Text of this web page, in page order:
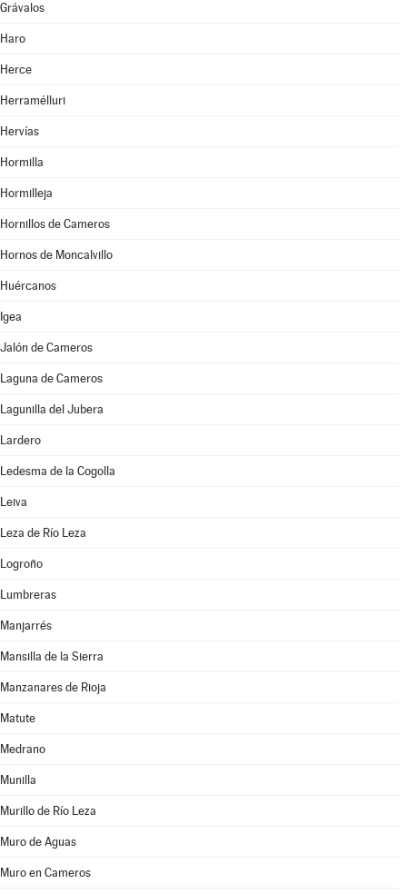
Grávalos
Haro
Herce
Herramélluri
Hervías
Hormilla
Hormilleja
Hornillos de Cameros
Hornos de Moncalvillo
Huércanos
Igea
Jalón de Cameros
Laguna de Cameros
Lagunilla del Jubera
Lardero
Ledesma de la Cogolla
Leiva
Leza de Río Leza
Logroño
Lumbreras
Manjarrés
Mansilla de la Sierra
Manzanares de Rioja
Matute
Medrano
Munilla
Murillo de Río Leza
Muro de Aguas
Muro en Cameros